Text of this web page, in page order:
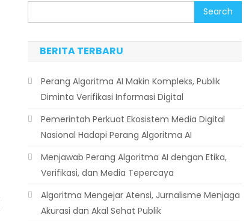
Search
BERITA TERBARU
Perang Algoritma AI Makin Kompleks, Publik
Diminta Verifikasi Informasi Digital
Pemerintah Perkuat Ekosistem Media Digital
Nasional Hadapi Perang Algoritma AI
Menjawab Perang Algoritma AI dengan Etika,
Verifikasi, dan Media Tepercaya
Algoritma Mengejar Atensi, Jurnalisme Menjaga
Akurasi dan Akal Sehat Publik